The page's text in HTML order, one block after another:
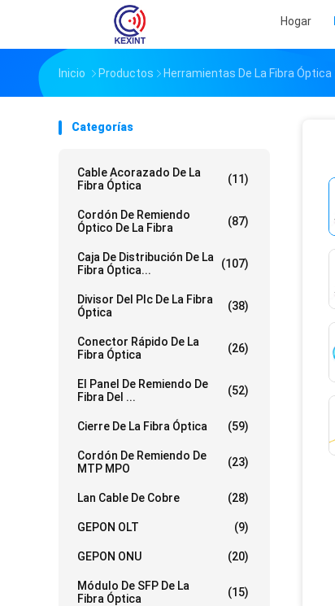
Hogar
Inicio Productos Herramientas De La Fibra Óptica
Categorías
Cable Acorazado De La
Fibra Óptica
(11)
Cordón De Remiendo
Óptico De La Fibra
(87)
Caja De Distribución De La
Fibra Óptica...
(107)
Divisor Del Plc De La Fibra
Óptica
(38)
Conector Rápido De La
Fibra Óptica
(26)
El Panel De Remiendo De
Fibra Del ...
(52)
Cierre De La Fibra Óptica (59)
Cordón De Remiendo De
MTP MPO
(23)
Lan Cable De Cobre (28)
GEPON OLT (9)
GEPON ONU (20)
Módulo De SFP De La
Fibra Óptica
(15)